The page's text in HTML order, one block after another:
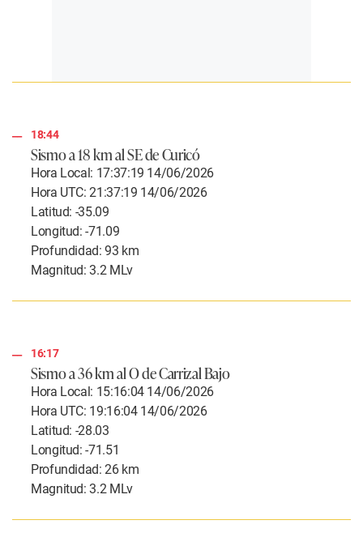
18:44
Sismo a 18 km al SE de Curicó
Hora Local: 17:37:19 14/06/2026
Hora UTC: 21:37:19 14/06/2026
Latitud: -35.09
Longitud: -71.09
Profundidad: 93 km
Magnitud: 3.2 MLv
16:17
Sismo a 36 km al O de Carrizal Bajo
Hora Local: 15:16:04 14/06/2026
Hora UTC: 19:16:04 14/06/2026
Latitud: -28.03
Longitud: -71.51
Profundidad: 26 km
Magnitud: 3.2 MLv